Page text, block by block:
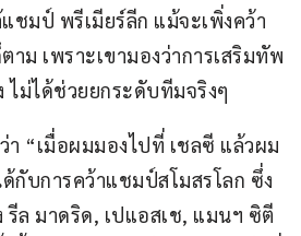
ชมป์ พรีเมียร์ลีก แม้จะเพิ่งคว้า
าม เพราะเขามองว่าการเสริมทัพ
ไม่ได้ช่วยยกระดับทีมจริงๆ
า “เมื่อผมมองไปที่ เชลซี แล้วผม
กับการคว้าแชมป์สโมสรโลก ซึ่ง
ล มาดริด, เปแอสเช, แมนฯ ซิตี